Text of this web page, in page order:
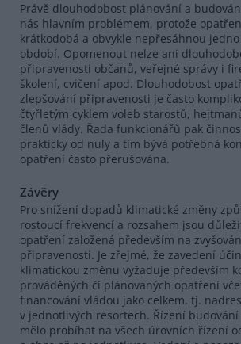
Právě dlouhodobost plánování a
nás hlavním problémem, protože
krátkodobá a obvykle nepřesáhnou
období. Opomenout nelze ani
připravenosti občanů, veřejné správy i
školení, cvičení apod. Dlouhodobost
zlepšování připravenosti je často
čtyřletým cyklem voleb starostů,
členů vlády. Řada funkcionářů pak
prakticky od nuly a tím bývá potřebná
opatření často přerušována.
Závěry
Pro snížení dopadů klimatické změny
rostoucí frekvencí a rozsahem jsou
opatření založená především na
připravenosti. Je zřejmé, že zavedení
klimatickou změnu vyžaduje především
prováděných či plánovaných opatření
financování vládou jako celkem, tj.
v jednotlivých resortech. Řízení
mělo probíhat na všech úrovních řízení